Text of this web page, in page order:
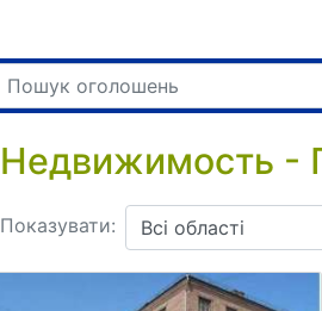
Недвижимость -
Показувати: